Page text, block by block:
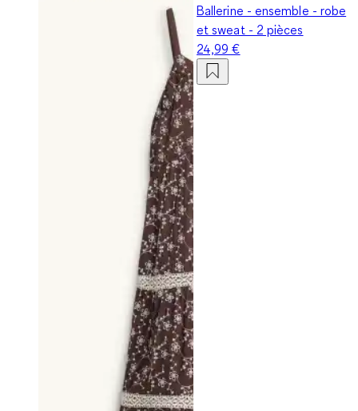
Ballerine - ensemble - robe
et sweat - 2 pièces
24,99 €